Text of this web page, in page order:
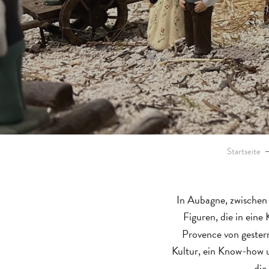
Startseite
In Aubagne,
Figuren, die in eine
Provence von
Kultur, ein Know-how